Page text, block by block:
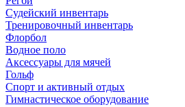
Судейский инвентарь
Тренировочный инвентарь
Флорбол
Водное поло
Аксессуары для мячей
Гольф
Спорт и активный отдых
Гимнастическое оборудование